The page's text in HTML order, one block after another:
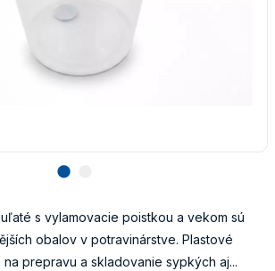
lens
s vylamovacie poistkou a vekom sú
obalov v potravinárstve. Plastové
prepravu a skladovanie sypkých aj...